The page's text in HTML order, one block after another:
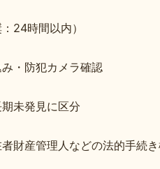
24時間以内）
・防犯カメラ確認
未発見に区分
財産管理人などの法的手続